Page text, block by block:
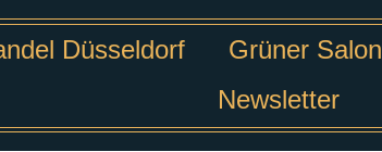
Düsseldorf Grüner Salon
Newsletter